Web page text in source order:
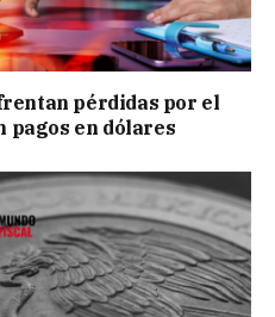
pérdidas por el
pagos en dólares